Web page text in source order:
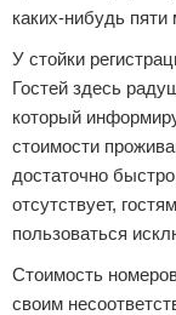
каких-нибудь
У стойки
Гостей здесь
который
стоимости
достаточно
отсутствует,
пользоваться
Стоимость
своим